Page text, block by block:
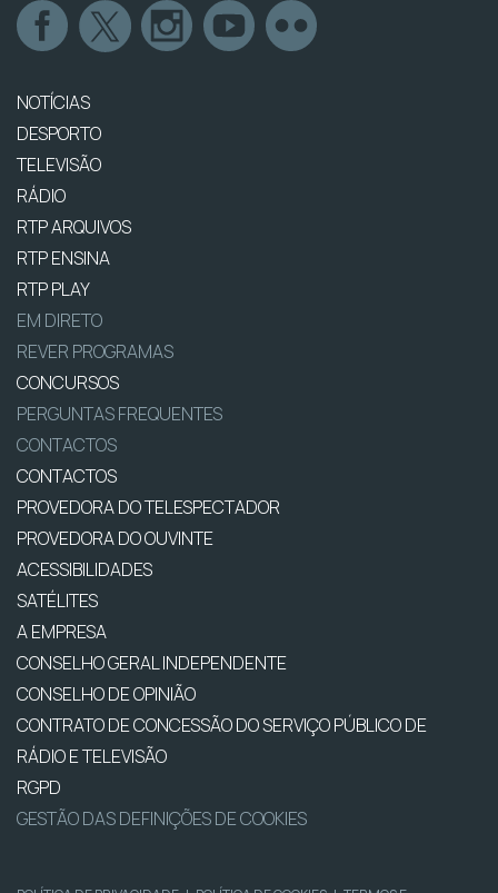
NOTÍCIAS
DESPORTO
TELEVISÃO
RÁDIO
RTP ARQUIVOS
RTP ENSINA
RTP PLAY
EM DIRETO
REVER PROGRAMAS
CONCURSOS
PERGUNTAS FREQUENTES
CONTACTOS
CONTACTOS
PROVEDORA DO TELESPECTADOR
PROVEDORA DO OUVINTE
ACESSIBILIDADES
SATÉLITES
A EMPRESA
CONSELHO GERAL INDEPENDENTE
CONSELHO DE OPINIÃO
CONTRATO DE CONCESSÃO DO SERVIÇO PÚBLICO DE
RÁDIO E TELEVISÃO
RGPD
GESTÃO DAS DEFINIÇÕES DE COOKIES